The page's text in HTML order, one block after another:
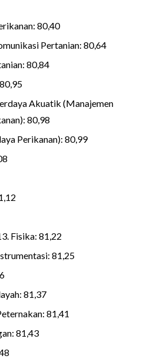
80,40
Pertanian: 80,64
80,84
Akuatik (Manajemen
80,98
Perikanan): 80,99
Fisika: 81,22
81,25
81,37
81,41
81,43